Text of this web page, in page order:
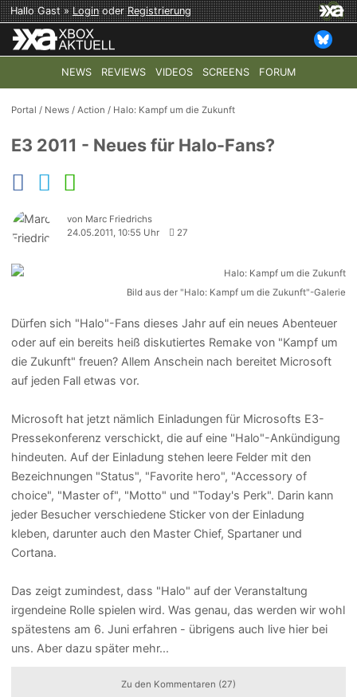
Hallo Gast »LoginoderRegistrierung
NEWS REVIEWS VIDEOS SCREENS FORUM
TOP-THEMEN: COD: MODERN WARFARE 4 HALO:
Portal / News /Action / Halo: Kampf um die Zukunft
E3 2011 - Neues für Halo-Fans?
von Marc Friedrichs
24.05.2011, 10:55 Uhr
27
Bild aus der "Halo: Kampf um die Zukunft"-Galerie
Dürfen sich "Halo"-Fans dieses Jahr auf ein neues Abenteuer
oder auf ein bereits heiß diskutiertes Remake von "Kampf um
die Zukunft" freuen? Allem Anschein nach bereitet Microsoft
auf jeden Fall etwas vor.
Microsoft hat jetzt nämlich Einladungen für Microsofts E3-
Pressekonferenz verschickt, die auf eine "Halo"-Ankündigung
hindeuten. Auf der Einladung stehen leere Felder mit den
Bezeichnungen "Status", "Favorite hero", "Accessory of
choice", "Master of", "Motto" und "Today's Perk". Darin kann
jeder Besucher verschiedene Sticker von der Einladung
kleben, darunter auch den Master Chief, Spartaner und
Cortana.
Das zeigt zumindest, dass "Halo" auf der Veranstaltung
irgendeine Rolle spielen wird. Was genau, das werden wir wohl
spätestens am 6. Juni erfahren - übrigens auch live hier bei
uns. Aber dazu später mehr...
Zu den Kommentaren (27)